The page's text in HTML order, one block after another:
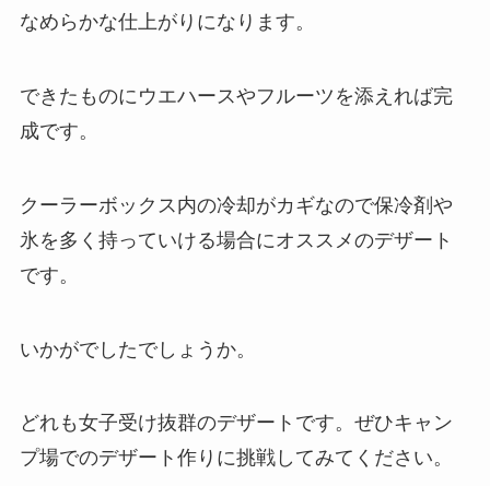
なめらかな仕上がりになります。
できたものにウエハースやフルーツを添えれば完
成です。
クーラーボックス内の冷却がカギなので保冷剤や
氷を多く持っていける場合にオススメのデザート
です。
いかがでしたでしょうか。
どれも女子受け抜群のデザートです。ぜひキャン
プ場でのデザート作りに挑戦してみてください。